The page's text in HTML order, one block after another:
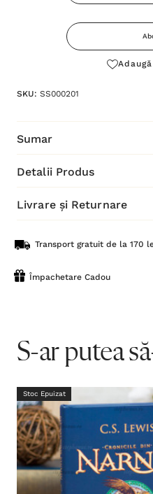
SKU: SS000201
Sumar
Detalii Produs
Livrare și Returnare
Transport gratuit de la 170
Împachetare Cadou
S-ar putea
Stoc Epuizat